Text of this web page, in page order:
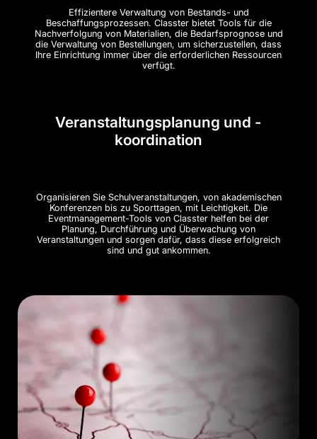
Effizientere Verwaltung von Bestands- und
Beschaffungsprozessen. Classter bietet Tools für die
Nachverfolgung von Materialien, die Bedarfsprognose und
die Verwaltung von Bestellungen, um sicherzustellen, dass
Ihre Einrichtung immer über die erforderlichen Ressourcen
verfügt.
Veranstaltungsplanung und -
koordination
Organisieren Sie Schulveranstaltungen, von akademischen
Konferenzen bis zu Sporttagen, mit Leichtigkeit. Die
Eventmanagement-Tools von Classter helfen bei der
Planung, Durchführung und Überwachung von
Veranstaltungen und sorgen dafür, dass diese erfolgreich
sind und gut ankommen.